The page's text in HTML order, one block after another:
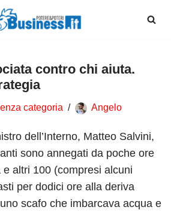
contro chi aiuta.
categoria Angelo
dell’Interno, Matteo Salvini,
sono annegati da poche ore
e altri 100 (compresi alcuni
per dodici ore alla deriva
scafo che imbarcava acqua e